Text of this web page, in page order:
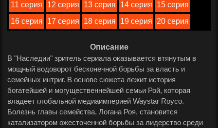
11 серия
12 серия 13 серия 14 серия
15 серия
16 серия
17 серия 18 серия 19 серия 20 серия
Описание
В "Наследии" зритель сериала оказывается втянутым в
мощный водоворот бесконечной борьбы за власть и
семейных интриг. В основе сюжета лежит история
богатейшей и могущественнейшей семьи Рой, которая
владеет глобальной медиаимперией Waystar Royco.
Болезнь главы семейства, Логана Роя, становится
катализатором ожесточенной борьбы за лидерство среди